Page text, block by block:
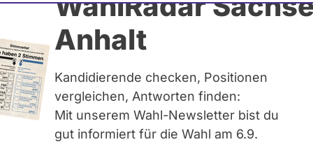
Anhalt
Kandidierende checken, Positionen
vergleichen, Antworten finden:
Mit unserem Wahl-Newsletter bist du
gut informiert für die Wahl am 6.9.
Pfaffenhofen a.d.Ilm